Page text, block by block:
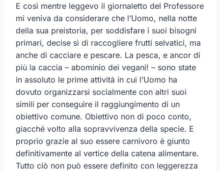
E così mentre leggevo il giornaletto del Professore
mi veniva da considerare che l’Uomo, nella notte
della sua preistoria, per soddisfare i suoi bisogni
primari, decise sì di raccogliere frutti selvatici, ma
anche di cacciare e pescare. La pesca, e ancor di
più la caccia – abominio dei vegani! – sono state
in assoluto le prime attività in cui l’Uomo ha
dovuto organizzarsi socialmente con altri suoi
simili per conseguire il raggiungimento di un
obiettivo comune. Obiettivo non di poco conto,
giacché volto alla sopravvivenza della specie. E
proprio grazie al suo essere carnivoro è giunto
definitivamente al vertice della catena alimentare.
Tutto ciò non può essere definito con leggerezza